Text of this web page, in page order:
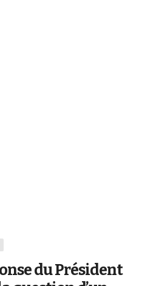
du Président